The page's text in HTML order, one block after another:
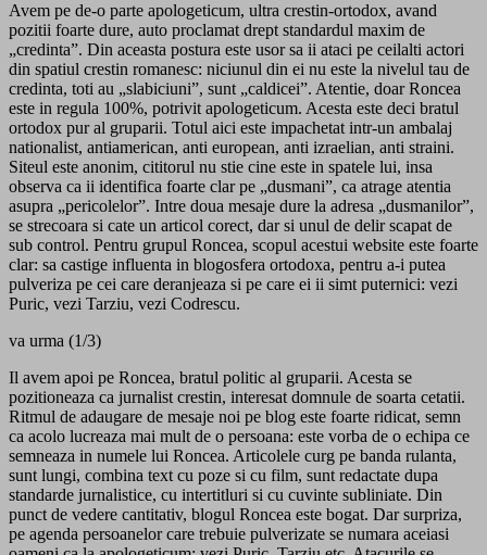
Avem pe de-o parte apologeticum, ultra crestin-ortodox, avand
pozitii foarte dure, auto proclamat drept standardul maxim de
„credinta”. Din aceasta postura este usor sa ii ataci pe ceilalti actori
din spatiul crestin romanesc: niciunul din ei nu este la nivelul tau de
credinta, toti au „slabiciuni”, sunt „caldicei”. Atentie, doar Roncea
este in regula 100%, potrivit apologeticum. Acesta este deci bratul
ortodox pur al gruparii. Totul aici este impachetat intr-un ambalaj
nationalist, antiamerican, anti european, anti izraelian, anti straini.
Siteul este anonim, cititorul nu stie cine este in spatele lui, insa
observa ca ii identifica foarte clar pe „dusmani”, ca atrage atentia
asupra „pericolelor”. Intre doua mesaje dure la adresa „dusmanilor”,
se strecoara si cate un articol corect, dar si unul de delir scapat de
sub control. Pentru grupul Roncea, scopul acestui website este foarte
clar: sa castige influenta in blogosfera ortodoxa, pentru a-i putea
pulveriza pe cei care deranjeaza si pe care ei ii simt puternici: vezi
Puric, vezi Tarziu, vezi Codrescu.
va urma (1/3)
Il avem apoi pe Roncea, bratul politic al gruparii. Acesta se
pozitioneaza ca jurnalist crestin, interesat domnule de soarta cetatii.
Ritmul de adaugare de mesaje noi pe blog este foarte ridicat, semn
ca acolo lucreaza mai mult de o persoana: este vorba de o echipa ce
semneaza in numele lui Roncea. Articolele curg pe banda rulanta,
sunt lungi, combina text cu poze si cu film, sunt redactate dupa
standarde jurnalistice, cu intertitluri si cu cuvinte subliniate. Din
punct de vedere cantitativ, blogul Roncea este bogat. Dar surpriza,
pe agenda persoanelor care trebuie pulverizate se numara aceiasi